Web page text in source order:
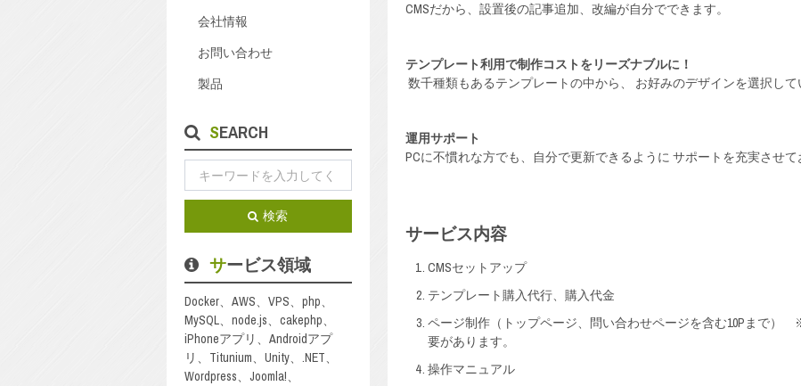
CMSだから、設置後の記事追加、改編が自分でできます。
テンプレート利用で制作コストをリーズナブルに！
数千種類もあるテンプレートの中から、 お好みのデザインを選択して
運用サポート
PCに不慣れな方でも、自分で更新できるように サポートを充実させて
サービス内容
CMSセットアップ
テンプレート購入代行、購入代金
ページ制作（トップページ、問い合わせページを含む10Pまで）
要があります。
操作マニュアル
会社情報
お問い合わせ
製品
SEARCH
検索
サービス領域
Docker、AWS、VPS、php、
MySQL、node.js、cakephp、
iPhoneアプリ、Androidアプ
リ、Titunium、Unity、.NET、
Wordpress、Joomla!、